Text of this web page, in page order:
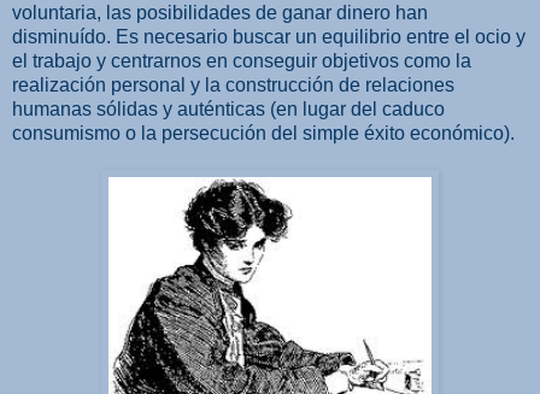
voluntaria, las posibilidades de ganar dinero han
disminuído. Es necesario buscar un equilibrio entre el ocio y
el trabajo y centrarnos en conseguir objetivos como la
realización personal y la construcción de relaciones
humanas sólidas y auténticas (en lugar del caduco
consumismo o la persecución del simple éxito económico).